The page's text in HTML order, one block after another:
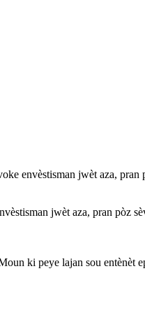
envèstisman jwèt aza, pran
jwèt aza, pran pòz
ki peye lajan sou entènèt